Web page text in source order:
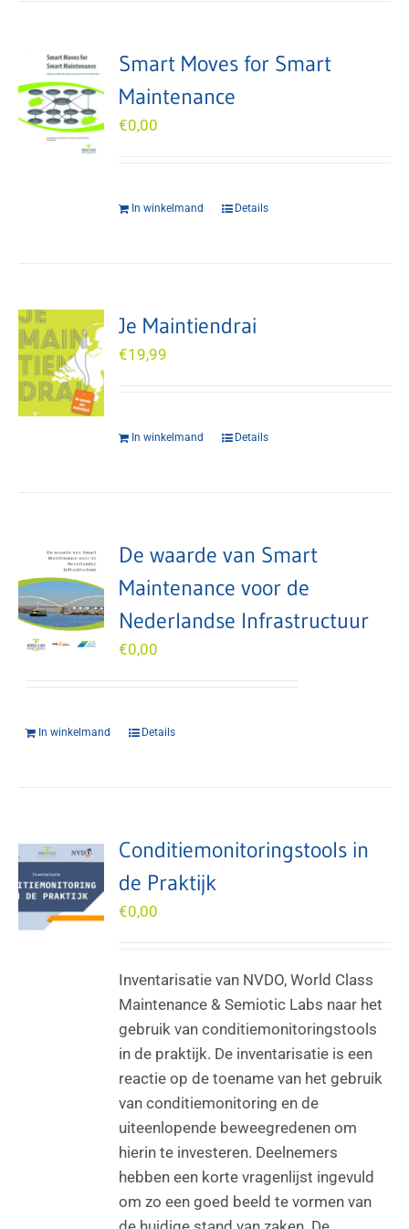
Smart Moves for Smart
Maintenance
€0,00
In winkelmand Details
Je Maintiendrai
€19,99
In winkelmand Details
De waarde van Smart
Maintenance voor de
Nederlandse Infrastructuur
€0,00
In winkelmand Details
Conditiemonitoringstools in
de Praktijk
€0,00
Inventarisatie van NVDO, World Class
Maintenance & Semiotic Labs naar het
gebruik van conditiemonitoringstools
in de praktijk. De inventarisatie is een
reactie op de toename van het gebruik
van conditiemonitoring en de
uiteenlopende beweegredenen om
hierin te investeren. Deelnemers
hebben een korte vragenlijst ingevuld
om zo een goed beeld te vormen van